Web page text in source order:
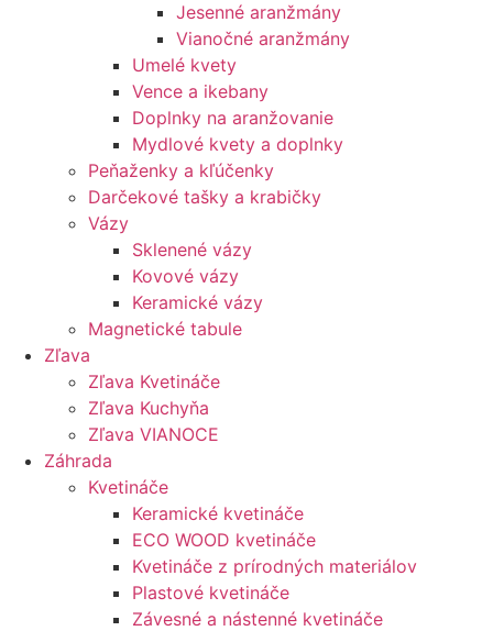
Jesenné aranžmány
Vianočné aranžmány
Umelé kvety
Vence a ikebany
Doplnky na aranžovanie
Mydlové kvety a doplnky
Peňaženky a kľúčenky
Darčekové tašky a krabičky
Vázy
Sklenené vázy
Kovové vázy
Keramické vázy
Magnetické tabule
Zľava
Zľava Kvetináče
Zľava Kuchyňa
Zľava VIANOCE
Záhrada
Kvetináče
Keramické kvetináče
ECO WOOD kvetináče
Kvetináče z prírodných materiálov
Plastové kvetináče
Závesné a nástenné kvetináče